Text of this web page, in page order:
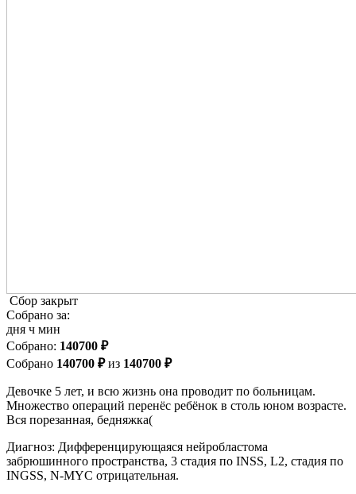
Сбор закрыт
Собрано за:
дня ч мин
Cобрано: 140700 ₽
Собрано 140700 ₽из 140700 ₽
Девочке 5 лет, и всю жизнь она проводит по больницам.
Множество операций перенёс ребёнок в столь юном возрасте.
Вся порезанная, бедняжка(
Диагноз: Дифференцирующаяся нейробластома
забрюшинного пространства, 3 стадия по INSS, L2, стадия по
INGSS, N-MYC отрицательная.